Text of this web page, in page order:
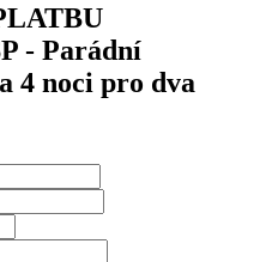
- Parádní
4 noci pro dva